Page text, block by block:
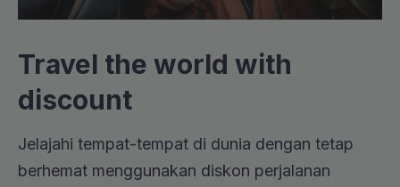
Travel the world with
discount
Jelajahi tempat-tempat di dunia dengan tetap
berhemat menggunakan diskon perjalanan